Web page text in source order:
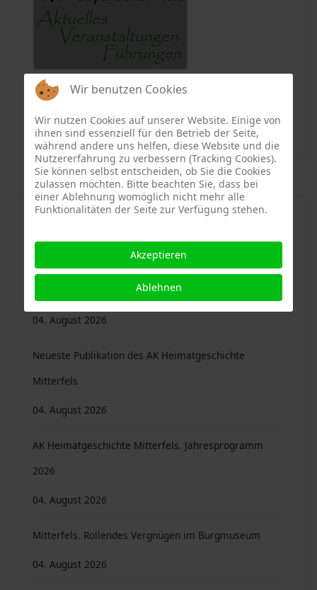
I M P R E S S U M
Datenschutzerklärung
Sie bleiben in Erinnerung (10): Der Heibl Hans
04. August 2026
Neueste Publikation des AK Heimatgeschichte
Mitterfels
04. August 2026
AK Heimatgeschichte Mitterfels. Jahresprogramm
2026
04. August 2026
Mitterfels. Rollendes Vergnügen im Burgmuseum
04. August 2026
Wir benutzen Cookies
Wir nutzen Cookies auf unserer Website. Einige von
ihnen sind essenziell für den Betrieb der Seite,
während andere uns helfen, diese Website und die
Nutzererfahrung zu verbessern (Tracking Cookies).
Sie können selbst entscheiden, ob Sie die Cookies
zulassen möchten. Bitte beachten Sie, dass bei
einer Ablehnung womöglich nicht mehr alle
Funktionalitäten der Seite zur Verfügung stehen.
Akzeptieren
Ablehnen